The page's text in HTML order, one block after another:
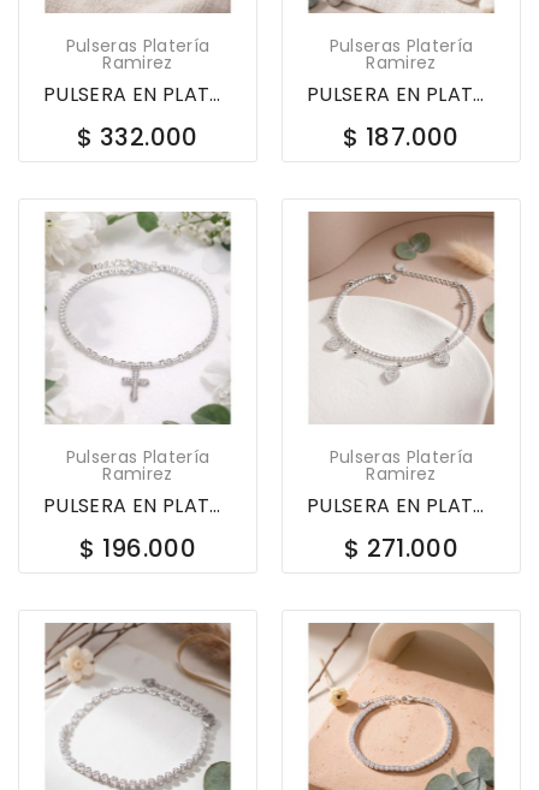
Pulseras Platería
Ramirez
PULSERA EN PLATA LEY 625 TENIS CON CIRCONES 610117
$ 332.000
Pulseras Platería
Ramirez
PULSERA EN PLATA LEY 925 OSO PANDA ESM CON...
$ 187.000
Pulseras Platería
Ramirez
PULSERA EN PLATA LEY 925 TENIS Y ESLABONES CRUZ...
$ 196.000
Pulseras Platería
Ramirez
PULSERA EN PLATA LEY 925 CORAZONES CON CIRCONES...
$ 271.000